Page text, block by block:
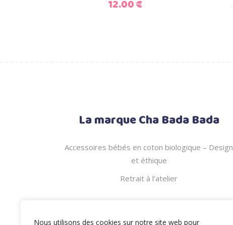
Nous utilisons des cookies sur notre site web pour
12.00€
La marque Cha Bada Bada
Accessoires bébés en coton biologique – Design
et éthique
Retrait à l’atelier